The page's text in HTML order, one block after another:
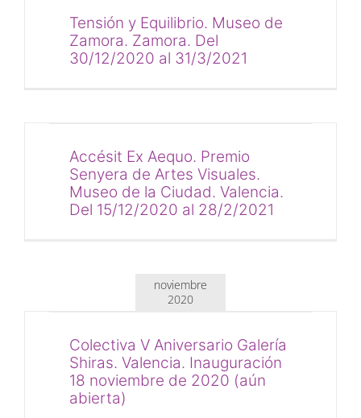
Tensión y Equilibrio. Museo de
Zamora. Zamora. Del
30/12/2020 al 31/3/2021
Accésit Ex Aequo. Premio
Senyera de Artes Visuales.
Museo de la Ciudad. Valencia.
Del 15/12/2020 al 28/2/2021
noviembre
2020
Colectiva V Aniversario Galería
Shiras. Valencia. Inauguración
18 noviembre de 2020 (aún
abierta)